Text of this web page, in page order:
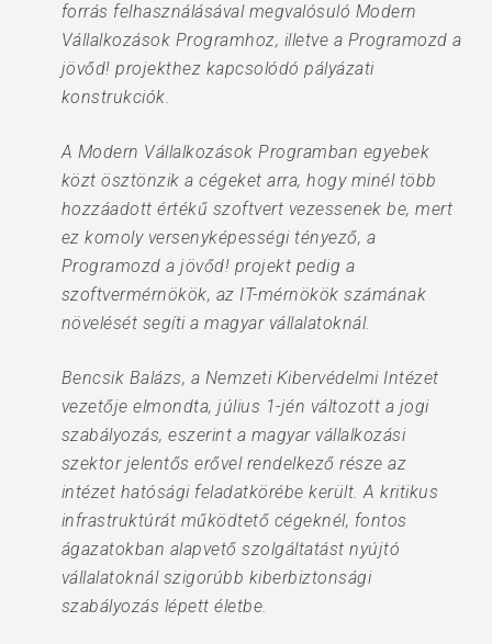
forrás felhasználásával megvalósuló Modern
Vállalkozások Programhoz, illetve a Programozd a
jövőd! projekthez kapcsolódó pályázati
konstrukciók.
A Modern Vállalkozások Programban egyebek
közt ösztönzik a cégeket arra, hogy minél több
hozzáadott értékű szoftvert vezessenek be, mert
ez komoly versenyképességi tényező, a
Programozd a jövőd! projekt pedig a
szoftvermérnökök, az IT-mérnökök számának
növelését segíti a magyar vállalatoknál.
Bencsik Balázs, a Nemzeti Kibervédelmi Intézet
vezetője elmondta, július 1-jén változott a jogi
szabályozás, eszerint a magyar vállalkozási
szektor jelentős erővel rendelkező része az
intézet hatósági feladatkörébe került. A kritikus
infrastruktúrát működtető cégeknél, fontos
ágazatokban alapvető szolgáltatást nyújtó
vállalatoknál szigorúbb kiberbiztonsági
szabályozás lépett életbe.